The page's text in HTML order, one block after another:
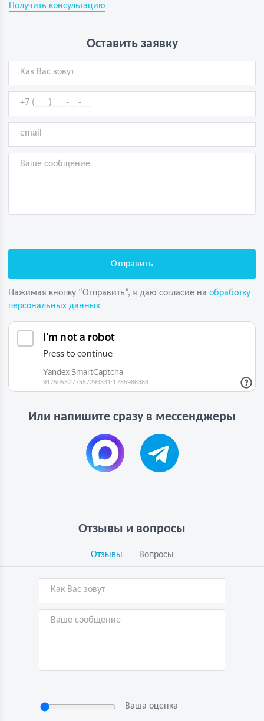
Получить консультацию
Оставить заявку
Нажимая кнопку “Отправить”, я даю согласие на обработку
персональных данных
Или напишите сразу в мессенджеры
Отзывы и вопросы
Отзывы Вопросы
Ваша оценка